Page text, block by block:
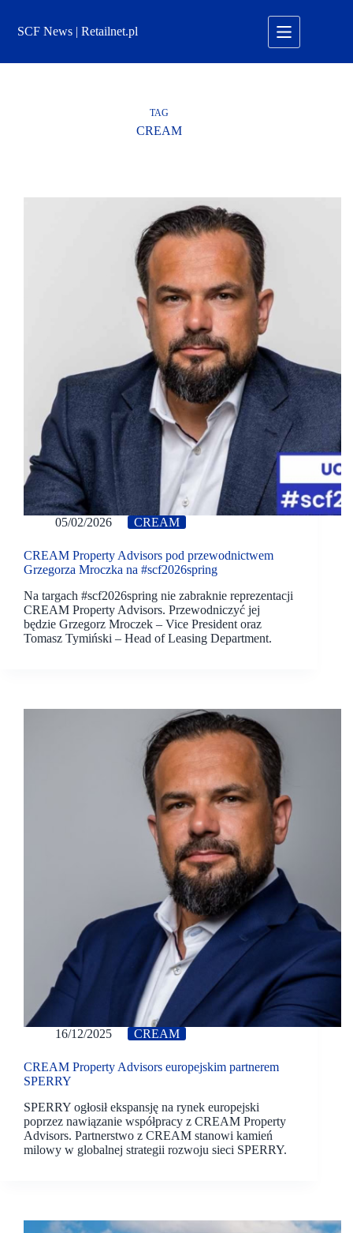
treściSCF News | Retailnet.pl
TAG
CREAM
05/02/2026 CREAM
CREAM Property Advisors pod przewodnictwem
Grzegorza Mroczka na #scf2026spring
Na targach #scf2026spring nie zabraknie reprezentacji
CREAM Property Advisors. Przewodniczyć jej
będzie Grzegorz Mroczek – Vice President oraz
Tomasz Tymiński – Head of Leasing Department.
16/12/2025 CREAM
CREAM Property Advisors europejskim partnerem
SPERRY
SPERRY ogłosił ekspansję na rynek europejski
poprzez nawiązanie współpracy z CREAM Property
Advisors. Partnerstwo z CREAM stanowi kamień
milowy w globalnej strategii rozwoju sieci SPERRY.